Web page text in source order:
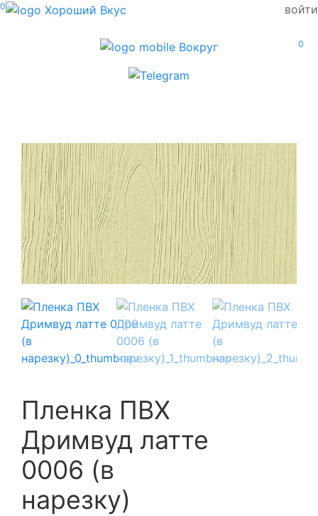
0 войти
0
1
Пленка ПВХ
Дримвуд латте
0006 (в
нарезку)